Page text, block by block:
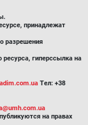
принадлежат
разрешения
ресурса, гиперссылка на
Тел: +38
на правах